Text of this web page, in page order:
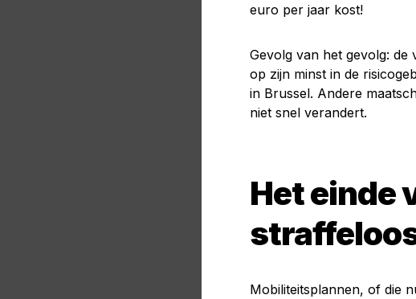
euro per jaar kost!
Gevolg van het gevolg: de
op zijn minst in de
in Brussel. Andere
niet snel verandert.
Het einde
Mobiliteitsplannen, of die